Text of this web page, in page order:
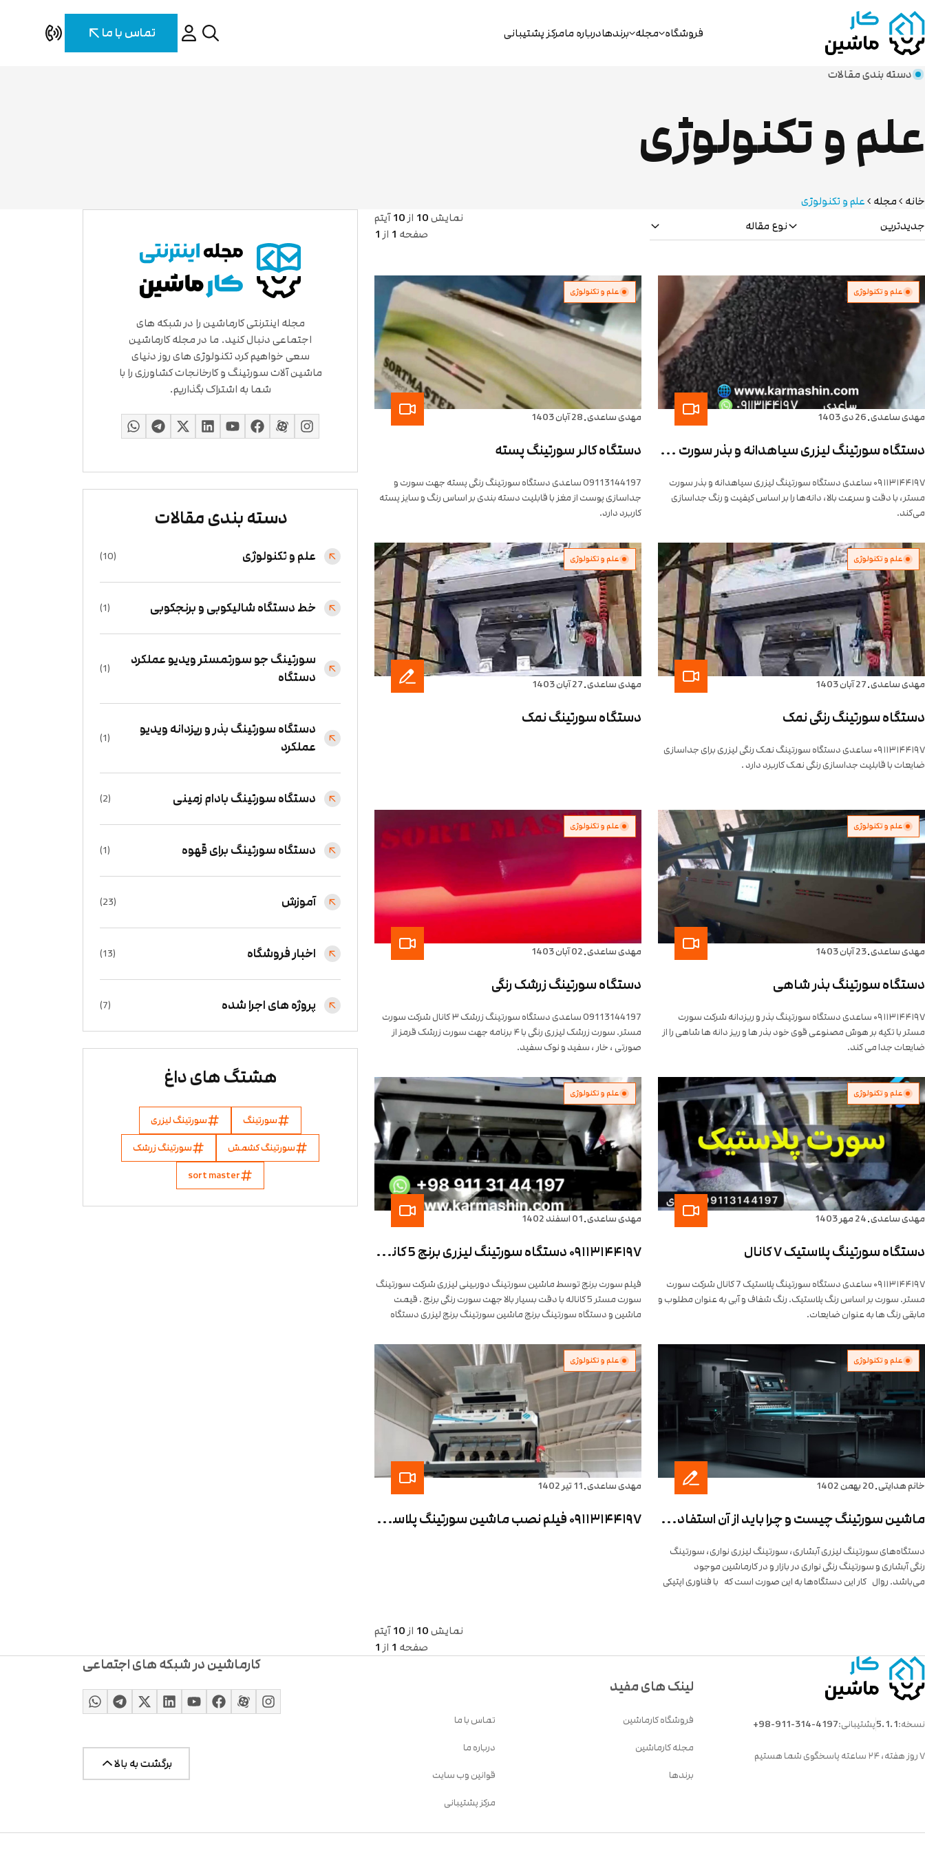
فروشگاه مجله برندهادرباره مامرکز پشتیبانی تماس با ما
دسته بندی مقالات
علم و تکنولوژی
خانه مجله
علم و تکنولوژی
جدیدترین
نوع مقاله
نمایش10 از 10آیتم
صفحه 1 از 1
علم و تکنولوژی
مهدی ساعدی.26 دی 1403
دستگاه سورتینگ لیزری سیاهدانه و بذر سورت مستر
۰۹۱۱۳۱۴۴۱۹۷ ساعدی دستگاه سورتینگ لیزری سیاهدانه و بذر سورت
مستر، با دقت و سرعت بالا، دانه‌ها را بر اساس کیفیت و رنگ جداسازی
می‌کند.
علم و تکنولوژی
مهدی ساعدی.28 آبان 1403
دستگاه کالر سورتینگ پسته
09113144197 ساعدی دستگاه سورتینگ رنگی پسته جهت سورت و
جداسازی پوست از مغز با قابلیت دسته بندی بر اساس رنگ و سایز پسته
کاربرد دارد.
علم و تکنولوژی
مهدی ساعدی.27 آبان 1403
دستگاه سورتینگ رنگی نمک
۰۹۱۱۳۱۴۴۱۹۷ ساعدی دستگاه سورتینگ نمک رنگی لیزری برای جداسازی
ضایعات با قابلیت جداسازی رنگی نمک کاربرد دارد .
علم و تکنولوژی
مهدی ساعدی.27 آبان 1403
دستگاه سورتینگ نمک
علم و تکنولوژی
مهدی ساعدی.23 آبان 1403
دستگاه سورتینگ بذر شاهی
۰۹۱۱۳۱۴۴۱۹۷ ساعدی دستگاه سورتینگ بذر و ریزدانه شرکت سورت
مستر با تکیه بر هوش مصنوعی قوی خود بذر ها و ریز دانه ها شاهی را از
ضایعات جدا می کند.
علم و تکنولوژی
مهدی ساعدی.02 آبان 1403
دستگاه سورتینگ زرشک رنگی
09113144197 ساعدی دستگاه سورتینگ زرشک ۳ کانال شرکت سورت
مستر. سورت زرشک لیزری رنگی با ۴ برنامه جهت سورت زرشک قرمز از
صورتی ، خار ، سفید و نوک سفید.
علم و تکنولوژی
مهدی ساعدی.24 مهر 1403
دستگاه سورتینگ پلاستیک ۷ کانال
۰۹۱۱۳۱۴۴۱۹۷ ساعدی دستگاه سورتینگ پلاستیک 7 کانال شرکت سورت
مستر. سورت بر اساس رنگ پلاستیک. رنگ شفاف و آبی به عنوان مطلوب و
مابقی رنگ ها به عنوان ضایعات.
علم و تکنولوژی
مهدی ساعدی.01 اسفند 1402
۰۹۱۱۳۱۴۴۱۹۷ دستگاه سورتینگ لیزری برنج 5 کانال شرکت سورت مستر
فیلم سورت برنج توسط ماشین سورتینگ دوربینی لیزری شرکت سورتینگ
سورت مستر 5 کاناله با دقت بسیار بالا جهت سورت رنگی برنج . قیمت
ماشین و دستگاه سورتینگ برنج ماشین سورتینگ برنج لیزری دستگاه
علم و تکنولوژی
خانم هدایتی.20 بهمن 1402
ماشین سورتینگ چیست و چرا باید از آن استفاده کرد؟
دستگاه‌‌های سورتینگ لیزری آبشاری، سورتینگ لیزری نواری، سورتینگ
رنگی آبشاری و سورتینگ رنگی نواری در بازار و در کارماشین موجود
می‌باشد. روال کار این دستگاه‌ها به این صورت است که با فناوری اپتیکی
علم و تکنولوژی
مهدی ساعدی.11 تیر 1402
۰۹۱۱۳۱۴۴۱۹۷ فیلم نصب ماشین سورتینگ پلاستیک پت pt مستر ایرانی در اربیل عراق توسط مهندسین با تجربه و حرفه ای سورت مستر
نمایش10 از 10آیتم
صفحه 1 از 1
مجله اینترنتی کارماشین را در شبکه های
اجتماعی دنبال کنید. ما در مجله کارماشین
سعی خواهیم کرد تکنولوژی های روز دنیای
ماشین آلات سورتینگ و کارخانجات کشاورزی را با
شما به اشتراک بگذاریم.
دسته بندی مقالات
علم و تکنولوژی (10)
خط دستگاه شالیکوبی و برنجکوبی (1)
سورتینگ جو سورتمستر ویدیو عملکرد
دستگاه
(1)
دستگاه سورتینگ بذر و ریزدانه ویدیو
عملکرد
(1)
دستگاه سورتینگ بادام زمینی (2)
دستگاه سورتینگ برای قهوه (1)
آموزش (23)
اخبار فروشگاه (13)
پروژه های اجرا شده (7)
هشتگ های داغ
سورتینگ
سورتینگ لیزری
سورتینگ کشمش
سورتینگ زرشک
sort master
نسخه:5.1.1پشتیبانی:+98-911-314-4197
۷ روز هفته، ۲۴ ساعته پاسخگوی شما هستیم
لینک های مفید
فروشگاه کارماشین
مجله کارماشین
برندها
تماس با ما
درباره ما
قوانین وب سایت
مرکز پشتیبانی
کارماشین در شبکه های اجتماعی
برگشت به بالا